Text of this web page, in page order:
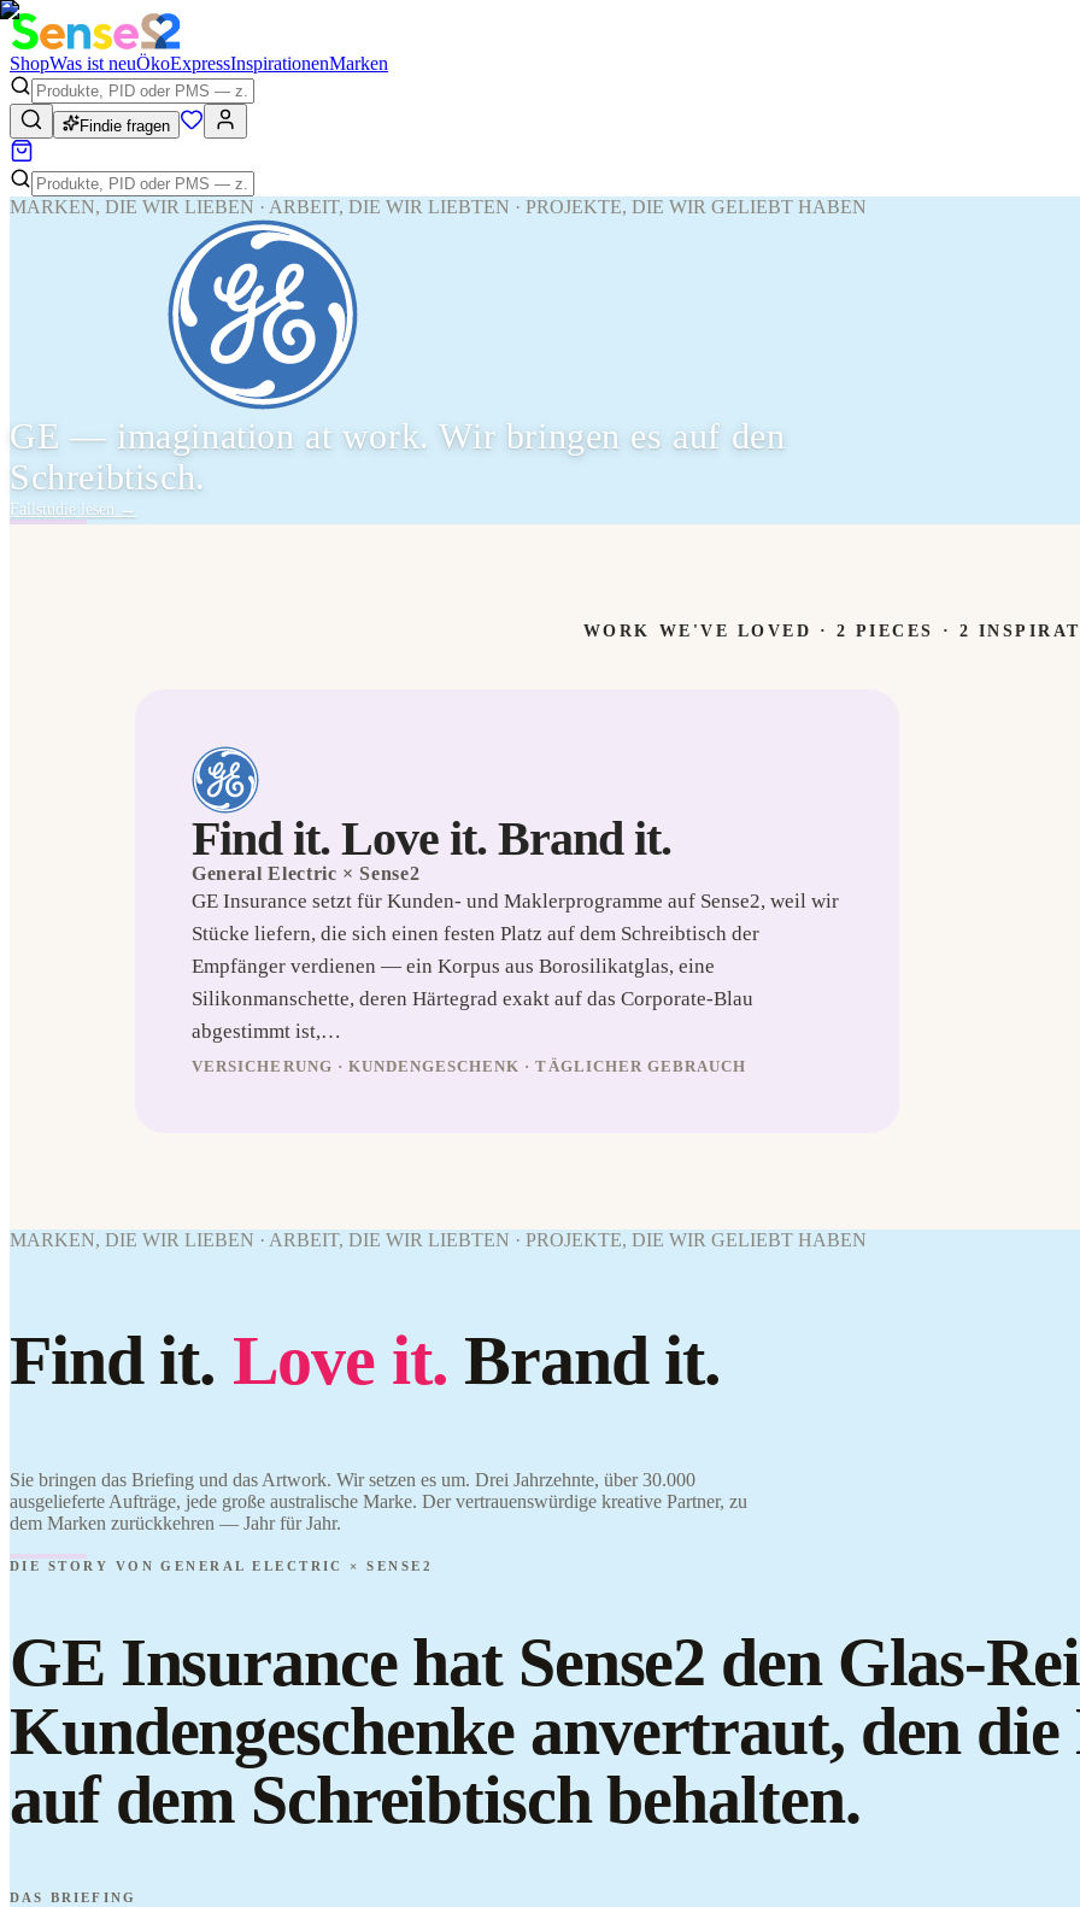
ShopWas ist neuÖkoExpressInspirationenMarken
Findie fragen
MARKEN, DIE WIR LIEBEN · ARBEIT, DIE WIR LIEBTEN · PROJEKTE, DIE WIR GELIEBT HABEN
GE — imagination at work. Wir bringen es auf den
Schreibtisch.
Fallstudie lesen →
WORK WE'VE LOVED · 2 PIECES · 2
Find it. Love it. Brand it.
General Electric × Sense2
GE Insurance setzt für Kunden- und Maklerprogramme auf Sense2, weil wir
Stücke liefern, die sich einen festen Platz auf dem Schreibtisch der
Empfänger verdienen — ein Korpus aus Borosilikatglas, eine
Silikonmanschette, deren Härtegrad exakt auf das Corporate-Blau
abgestimmt ist,…
VERSICHERUNG · KUNDENGESCHENK · TÄGLICHER GEBRAUCH
MARKEN, DIE WIR LIEBEN · ARBEIT, DIE WIR LIEBTEN · PROJEKTE, DIE WIR GELIEBT HABEN
Find it. Love it. Brand it.
Sie bringen das Briefing und das Artwork. Wir setzen es um. Drei Jahrzehnte, über 30.000
ausgelieferte Aufträge, jede große australische Marke. Der vertrauenswürdige kreative Partner, zu
dem Marken zurückkehren — Jahr für Jahr.
DIE STORY VON GENERAL ELECTRIC × SENSE2
GE Insurance hat Sense2 den Glas-
Kundengeschenke anvertraut, den
auf dem Schreibtisch behalten.
DAS BRIEFING